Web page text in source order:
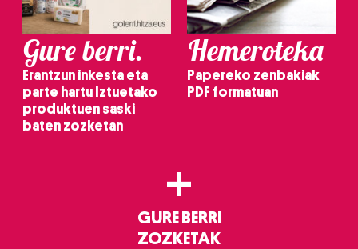
Gure berri.
Erantzun inkesta eta
parte hartu Iztuetako
produktuen saski
baten zozketan
Hemeroteka
Papereko zenbakiak
PDF formatuan
+
GURE BERRI
ZOZKETAK